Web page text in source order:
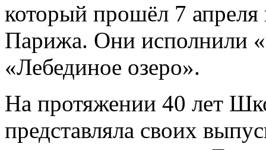
который прошёл 7
Парижа. Они исполнили
«Лебединое озеро».
На протяжении 40 лет
представляла своих